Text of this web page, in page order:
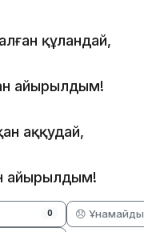
құландай,
айырылдым!
аққудай,
айырылдым!
0 😞 Ұнамайды